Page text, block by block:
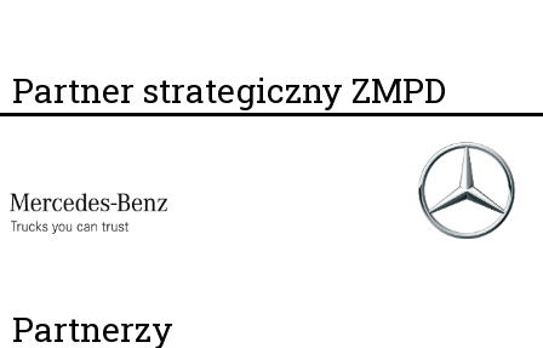
Partner strategiczny ZMPD
Partnerzy